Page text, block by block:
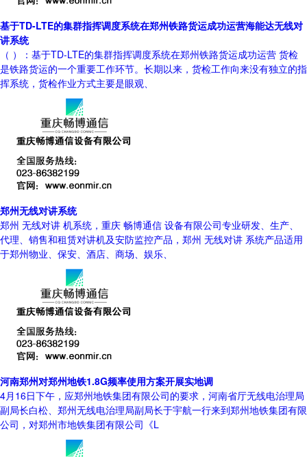
基于TD-LTE的集群指挥调度系统在郑州铁路货运成功运营海能达无线对
讲系统
（ ）：基于TD-LTE的集群指挥调度系统在郑州铁路货运成功运营 货检
是铁路货运的一个重要工作环节。长期以来，货检工作向来没有独立的指
挥系统，货检作业方式主要是眼观、
郑州无线对讲系统
郑州 无线对讲 机系统，重庆 畅博通信 设备有限公司专业研发、生产、
代理、销售和租赁对讲机及安防监控产品，郑州 无线对讲 系统产品适用
于郑州物业、保安、酒店、商场、娱乐、
河南郑州对郑州地铁1.8G频率使用方案开展实地调
4月16日下午，应郑州地铁集团有限公司的要求，河南省厅无线电治理局
副局长白松、郑州无线电治理局副局长于宇航一行来到郑州地铁集团有限
公司，对郑州市地铁集团有限公司《L